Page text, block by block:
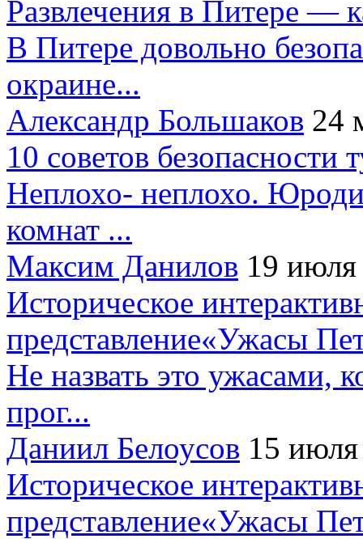
Развлечения в Питере —
В Питере довольно
окраине...
Александр Большаков 24
10 советов безопасности
Неплохо- неплохо.
комнат ...
Максим Данилов 19
Историческое
представление«Ужасы
Не назвать это ужасами,
прог...
Даниил Белоусов 15
Историческое
представление«Ужасы